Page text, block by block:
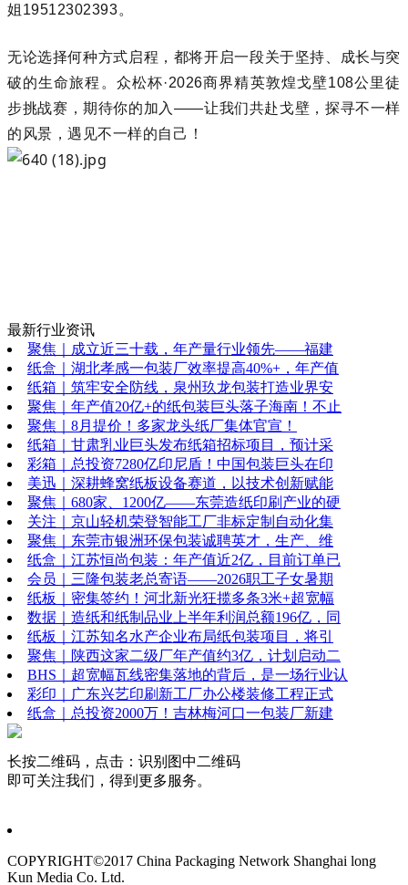
姐19512302393。
无论选择何种方式启程，都将开启一段关于坚持、成长与突
破的生命旅程。 众松杯·2026商界精英敦煌戈壁108公里徒
步挑战赛 ，期待你的加入——让我们共赴戈壁，探寻不一样
的风景，遇见不一样的自己！
最新行业资讯
聚焦｜成立近三十载，年产量行业领先——福建
纸盒｜湖北孝感一包装厂效率提高40%+，年产值
纸箱｜筑牢安全防线，泉州玖龙包装打造业界安
聚焦｜年产值20亿+的纸包装巨头落子海南！不止
聚焦｜8月提价！多家龙头纸厂集体官宣！
纸箱｜甘肃乳业巨头发布纸箱招标项目，预计采
彩箱｜总投资7280亿印尼盾！中国包装巨头在印
美迅｜深耕蜂窝纸板设备赛道，以技术创新赋能
聚焦｜680家、1200亿——东莞造纸印刷产业的硬
关注｜京山轻机荣登智能工厂非标定制自动化集
聚焦｜东莞市银洲环保包装诚聘英才，生产、维
纸盒｜江苏恒尚包装：年产值近2亿，目前订单已
会员｜三隆包装老总寄语——2026职工子女暑期
纸板｜密集签约！河北新光狂揽多条3米+超宽幅
数据｜造纸和纸制品业上半年利润总额196亿，同
纸板｜江苏知名水产企业布局纸包装项目，将引
聚焦｜陕西这家二级厂年产值约3亿，计划启动二
BHS｜超宽幅瓦线密集落地的背后，是一场行业认
彩印｜广东兴艺印刷新工厂办公楼装修工程正式
纸盒｜总投资2000万！吉林梅河口一包装厂新建
长按二维码，点击：识别图中二维码
即可关注我们，得到更多服务。
COPYRIGHT©2017 China Packaging Network Shanghai long
Kun Media Co. Ltd.